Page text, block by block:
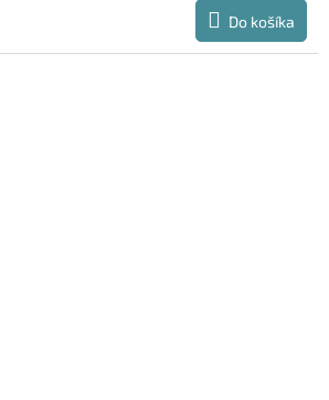
Do košíka